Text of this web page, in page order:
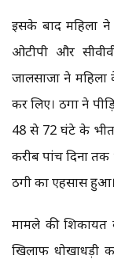
इसके बाद महिला
ओटीपी और
जालसाजों ने
कर लिए। ठगों ने
48 से 72 घंटे के
करीब पांच दिनों
ठगी का एहसास हुआ।
मामले की शिकायत
खिलाफ धोखाधड़ी